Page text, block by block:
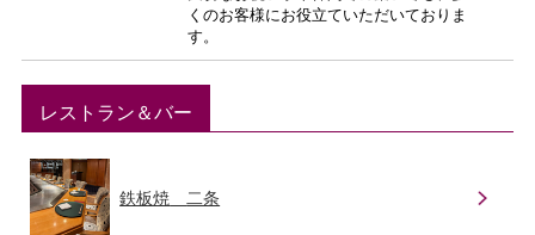
くのお客様にお役立ていただいておりま
す。
レストラン＆バー
鉄板焼 二条